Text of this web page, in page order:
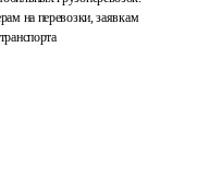
на перевозки, заявкам